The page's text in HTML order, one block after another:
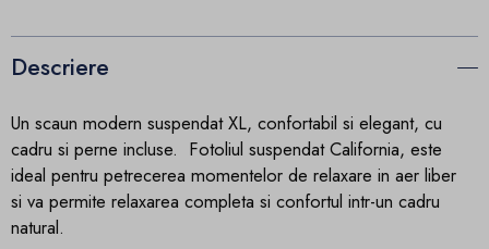
Descriere
Un scaun modern suspendat XL, confortabil si elegant, cu
cadru si perne incluse. Fotoliul suspendat California, este
ideal pentru petrecerea momentelor de relaxare in aer liber
si va permite relaxarea completa si confortul intr-un cadru
natural.